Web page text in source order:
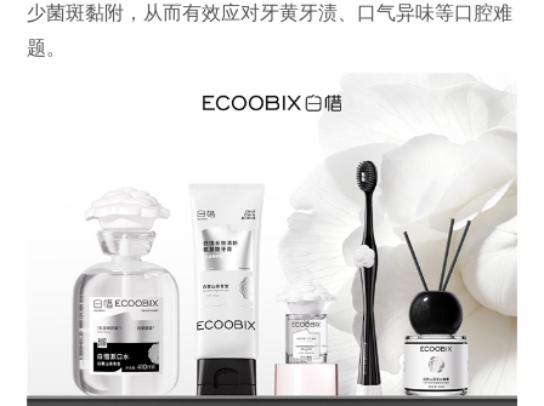
少菌斑黏附，从而有效应对牙黄牙渍、口气异味等口腔难
题。